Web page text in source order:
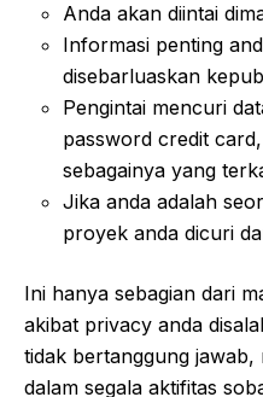
Anda akan diintai
Informasi penting
disebarluaskan
Pengintai mencuri
password credit
sebagainya yang
Jika anda adalah
proyek anda dicuri
Ini hanya sebagian dari
akibat privacy anda
tidak bertanggung
dalam segala aktifitas